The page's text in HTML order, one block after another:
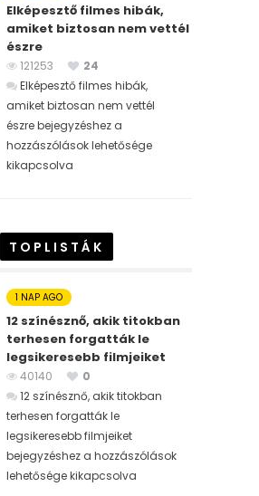
Elképesztő filmes hibák,
amiket biztosan nem vettél
észre
121253
24
Elképesztő filmes hibák,
amiket biztosan nem vettél
észre bejegyzéshez a
hozzászólások lehetősége
kikapcsolva
TOPLISTÁK
1 NAP AGO
12 színésznő, akik titokban
terhesen forgatták le
legsikeresebb filmjeiket
40140
0
12 színésznő, akik titokban
terhesen forgatták le
legsikeresebb filmjeiket
bejegyzéshez a hozzászólások
lehetősége kikapcsolva